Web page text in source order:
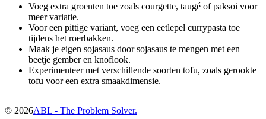
Voeg extra groenten toe zoals courgette, taugé of paksoi voor
meer variatie.
Voor een pittige variant, voeg een eetlepel currypasta toe
tijdens het roerbakken.
Maak je eigen sojasaus door sojasaus te mengen met een
beetje gember en knoflook.
Experimenteer met verschillende soorten tofu, zoals gerookte
tofu voor een extra smaakdimensie.
© 2026ABL - The Problem Solver.